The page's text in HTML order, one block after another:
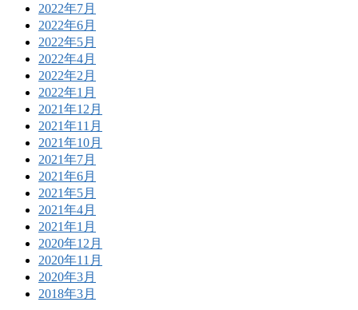
2022年7月
2022年6月
2022年5月
2022年4月
2022年2月
2022年1月
2021年12月
2021年11月
2021年10月
2021年7月
2021年6月
2021年5月
2021年4月
2021年1月
2020年12月
2020年11月
2020年3月
2018年3月